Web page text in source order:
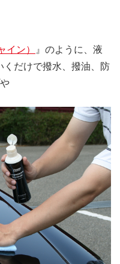
イン）
』のように、液
くだけで撥水、撥油、防